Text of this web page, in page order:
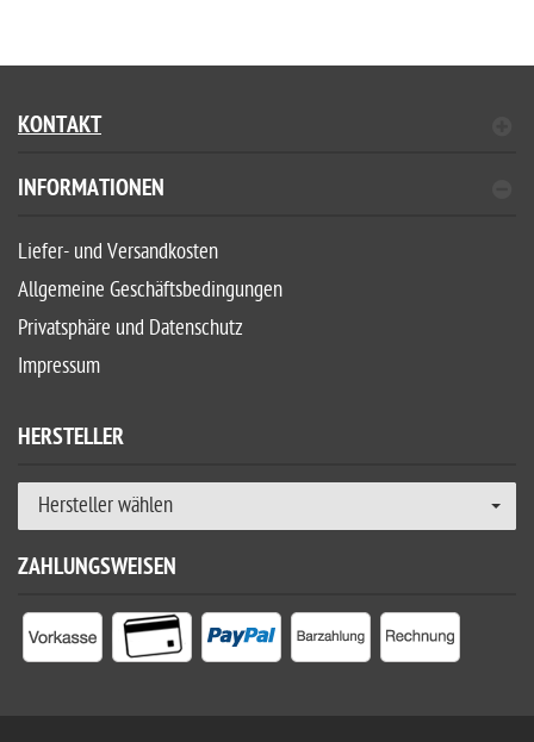
KONTAKT
INFORMATIONEN
Liefer- und Versandkosten
Allgemeine Geschäftsbedingungen
Privatsphäre und Datenschutz
Impressum
HERSTELLER
Hersteller wählen
ZAHLUNGSWEISEN